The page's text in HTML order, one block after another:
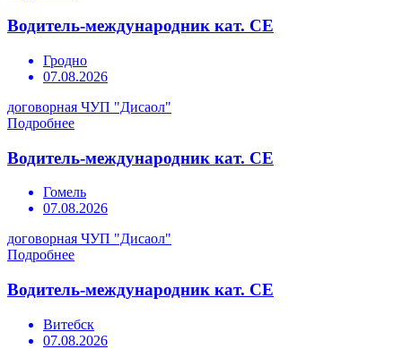
Водитель-международник кат. СЕ
Гродно
07.08.2026
договорная ЧУП "Дисаол"
Подробнее
Водитель-международник кат. СЕ
Гомель
07.08.2026
договорная ЧУП "Дисаол"
Подробнее
Водитель-международник кат. СЕ
Витебск
07.08.2026